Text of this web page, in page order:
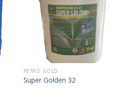
PETRO GOLD
Super Golden 32